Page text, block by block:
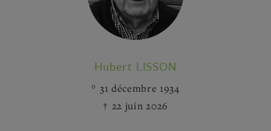
Hubert LISSON
31 décembre 1934
22 juin 2026